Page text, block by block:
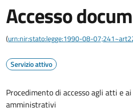
Accesso
(urn:nir:stato:legge:1990-08-
Servizio attivo
Procedimento di accesso agli atti e
amministrativi